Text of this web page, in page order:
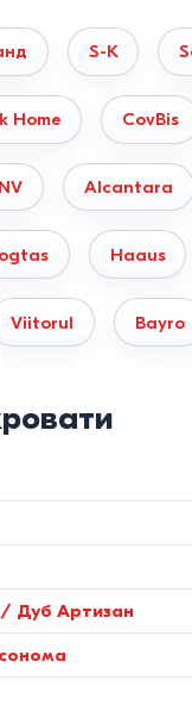
по
к нагрузкам
Это эталон
на базе
нагрузку до
Конструкция на базе
велюр, шенилл и
и нормы
98×208
S-K
Home CovBis
Alcantara
Haaus
Viitorul Bayro
Дуб Артизан